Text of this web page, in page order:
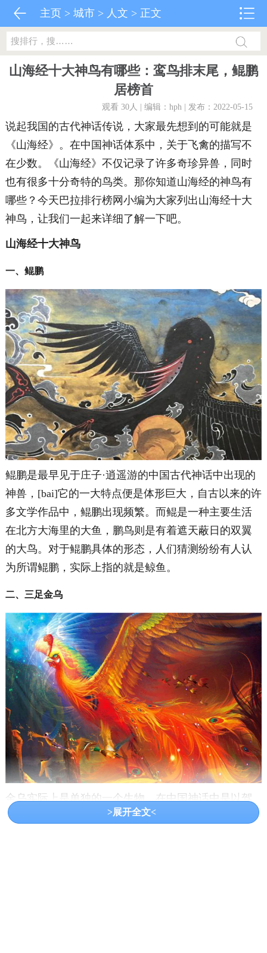
主页 >城市 > 人文 > 正文
山海经十大神鸟有哪些：鸾鸟排末尾，鲲鹏
居榜首
观看 30人 | 编辑：hph | 发布：2022-05-15
说起我国的古代神话传说，大家最先想到的可能就是
《山海经》。在中国神话体系中，关于飞禽的描写不
在少数。《山海经》不仅记录了许多奇珍异兽，同时
也有很多十分奇特的鸟类。那你知道山海经的神鸟有
哪些？今天巴拉排行榜网小编为大家列出山海经十大
神鸟，让我们一起来详细了解一下吧。
山海经十大神鸟
一、鲲鹏
鲲鹏是最早见于庄子·逍遥游的中国古代神话中出现的
神兽，[bai]它的一大特点便是体形巨大，自古以来的许
多文学作品中，鲲鹏出现频繁。而鲲是一种主要生活
在北方大海里的大鱼，鹏鸟则是有着遮天蔽日的双翼
的大鸟。对于鲲鹏具体的形态，人们猜测纷纷有人认
为所谓鲲鹏，实际上指的就是鲸鱼。
二、三足金乌
金乌实际上是单独的一个生物，在中国神话中是以驾
驭日车的形象而出现的神鸟名。而三足金乌便是这些
>展开全文<